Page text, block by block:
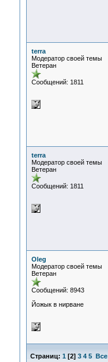
terra
Модератор своей темы
Ветеран
Сообщений: 1811
terra
Модератор своей темы
Ветеран
Сообщений: 1811
Oleg
Модератор своей темы
Ветеран
Сообщений: 8943
Йожык в нирване
Страниц: 1 [2] 3 4 5 Все